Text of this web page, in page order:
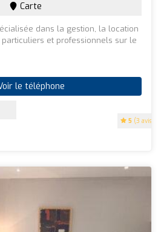
5 (3 avis)
Carte
dans la gestion, la location
et professionnels sur le
le téléphone